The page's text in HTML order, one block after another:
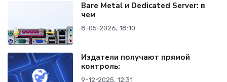
Bare Metal и Dedicated Server: в
чем
8-05-2026, 18:10
Издатели получают прямой
контроль:
9-12-2025, 12:31